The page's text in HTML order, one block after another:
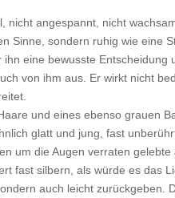
nicht angespannt, nicht
Sinne, sondern ruhig wie eine
ihn eine bewusste Entscheidung
von ihm aus. Er wirkt nicht
und eines ebenso grauen
glatt und jung, fast
um die Augen verraten
fast silbern, als würde es das
auch leicht zurückgeben.